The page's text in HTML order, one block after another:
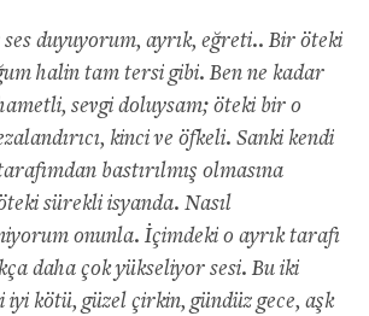
ses duyuyorum, ayrık, eğreti.. Bir öteki
halin tam tersi gibi. Ben ne kadar
sevgi doluysam; öteki bir o
kinci ve öfkeli. Sanki kendi
bastırılmış olmasına
sürekli isyanda. Nasıl
onunla. İçimdeki o ayrık tarafı
daha çok yükseliyor sesi. Bu iki
kötü, güzel çirkin, gündüz gece, aşk